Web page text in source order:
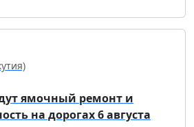
ямочный ремонт и
на дорогах 6 августа